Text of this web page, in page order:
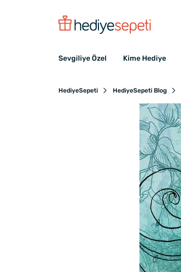
Sevgiliye Özel Kime Hediye
HediyeSepeti HediyeSepeti Blog